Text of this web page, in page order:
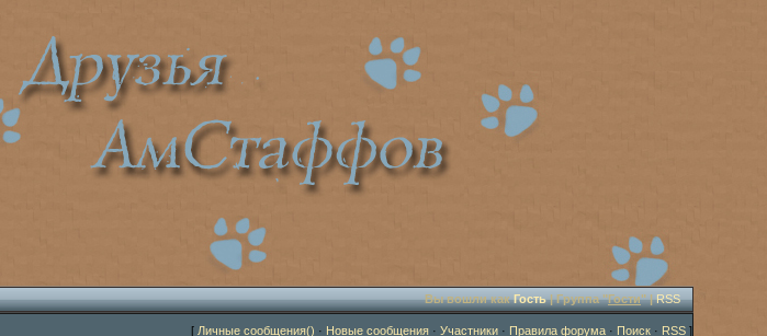
Вы вошли какГость| Группа "Гости" |RSS
[ Личные сообщения() · Новые сообщения · Участники · Правила форума · Поиск · RSS ]